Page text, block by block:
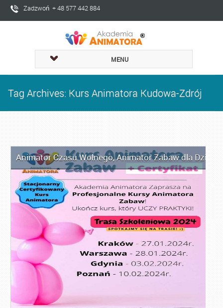
Zadzwoń + 48 577 442 884
MENU
Tag Archives: Kurs Animatora Kudowa-Zdrój
Animator Czasu Wolnego,Animator Zabaw dla Dzieci